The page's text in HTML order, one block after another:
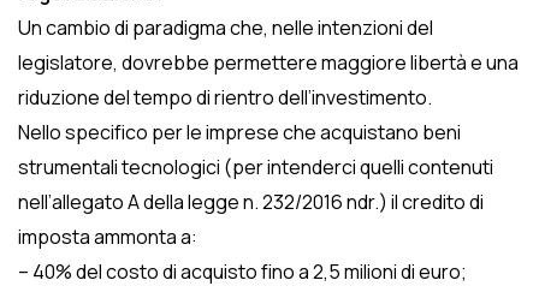
Un cambio di paradigma che, nelle intenzioni del
legislatore, dovrebbe permettere maggiore libertà e una
riduzione del tempo di rientro dell’investimento.
Nello specifico per le imprese che acquistano beni
strumentali tecnologici (per intenderci quelli contenuti
nell’allegato A della legge n. 232/2016 ndr.) il credito di
imposta ammonta a:
– 40% del costo di acquisto fino a 2,5 milioni di euro;